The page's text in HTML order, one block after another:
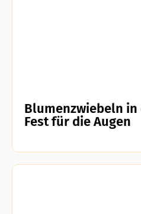
Blumenzwiebeln in
Fest für die Augen